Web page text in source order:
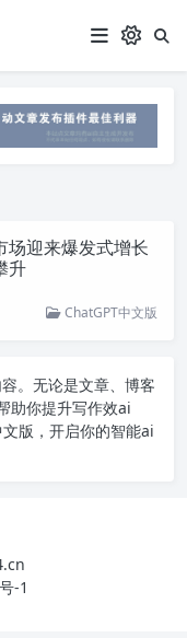
场迎来爆发式增长
升
ChatGPT中文版
。无论是文章、博客
助你提升写作效ai
版 ，开启你的智能ai
-1